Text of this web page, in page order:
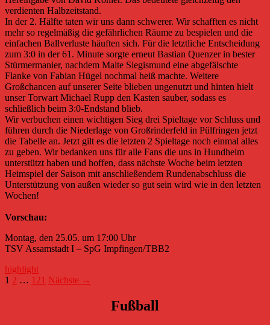
verdienten Halbzeitstand.
In der 2. Hälfte taten wir uns dann schwerer. Wir schafften es nicht
mehr so regelmäßig die gefährlichen Räume zu bespielen und die
einfachen Ballverluste häuften sich. Für die letztliche Entscheidung
zum 3:0 in der 61. Minute sorgte erneut Bastian Quenzer in bester
Stürmermanier, nachdem Malte Siegismund eine abgefälschte
Flanke von Fabian Hügel nochmal heiß machte. Weitere
Großchancen auf unserer Seite blieben ungenutzt und hinten hielt
unser Torwart Michael Rupp den Kasten sauber, sodass es
schließlich beim 3:0-Endstand blieb.
Wir verbuchen einen wichtigen Sieg drei Spieltage vor Schluss und
führen durch die Niederlage von Großrinderfeld in Pülfringen jetzt
die Tabelle an. Jetzt gilt es die letzten 2 Spieltage noch einmal alles
zu geben. Wir bedanken uns für alle Fans die uns in Hundheim
unterstützt haben und hoffen, dass nächste Woche beim letzten
Heimspiel der Saison mit anschließendem Rundenabschluss die
Unterstützung von außen wieder so gut sein wird wie in den letzten
Wochen!
Vorschau:
Montag, den 25.05. um 17:00 Uhr
TSV Assamstadt I – SpG Impfingen/TBB2
highlight
Beitragsnavigation
1 2 … 121 Nächste →
Fußball